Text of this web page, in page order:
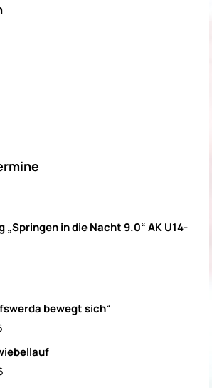
in die Nacht 9.0“ AK U14-
bewegt sich“